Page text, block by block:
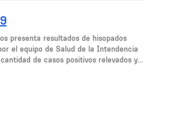
presenta resultados de hisopados
el equipo de Salud de la Intendencia
de casos positivos relevados y...